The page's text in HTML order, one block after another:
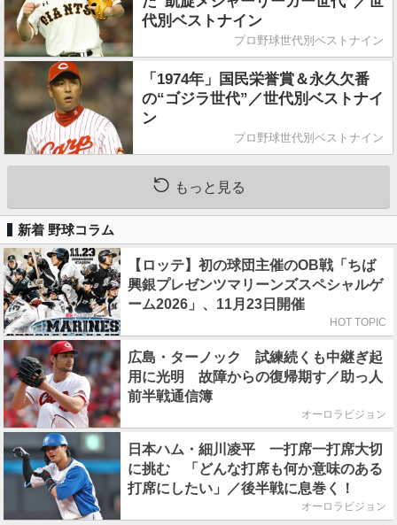
代別ベストナイン
プロ野球世代別ベストナイン
「1974年」国民栄誉賞＆永久欠番
の“ゴジラ世代”／世代別ベストナイ
ン
プロ野球世代別ベストナイン
もっと見る
新着 野球コラム
【ロッテ】初の球団主催のOB戦「ちば
興銀プレゼンツマリーンズスペシャルゲ
ーム2026」、11月23日開催
HOT TOPIC
広島・ターノック 試練続くも中継ぎ起
用に光明 故障からの復帰期す／助っ人
前半戦通信簿
オーロラビジョン
日本ハム・細川凌平 一打席一打席大切
に挑む 「どんな打席も何か意味のある
打席にしたい」／後半戦に息巻く！
オーロラビジョン